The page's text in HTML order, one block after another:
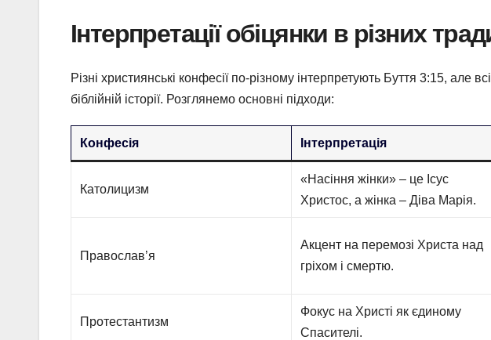
Інтерпретації обіцянки в різних
Різні християнські конфесії по-різному інтерпретують Буття 3:15,
біблійній історії. Розглянемо основні підходи:
Конфесія Інтерпретація
Католицизм
«Насіння жінки» – це Ісус
Христос, а жінка – Діва Марія.
Православ’я
Акцент на перемозі Христа над
гріхом і смертю.
Протестантизм
Фокус на Христі як єдиному
Спасителі.